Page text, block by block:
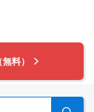
料）